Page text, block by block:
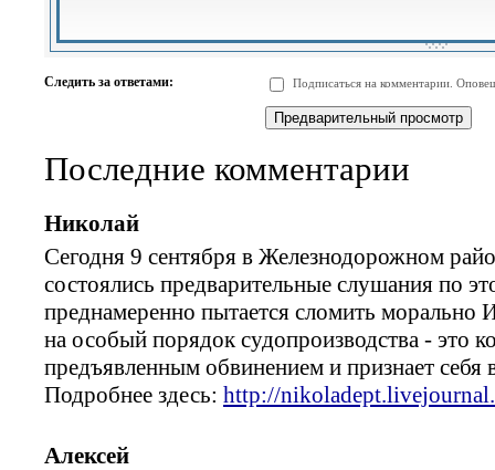
-
-
-
-
-
-
-
Следить за ответами: Подписаться на комментарии.
Последние комментарии
Николай
Сегодня 9 сентября в Железнодорожном
состоялись предварительные слушания по
преднамеренно пытается сломить морально
на особый порядок судопроизводства - это
предъявленным обвинением и признает
Подробнее здесь: http://
Алексей